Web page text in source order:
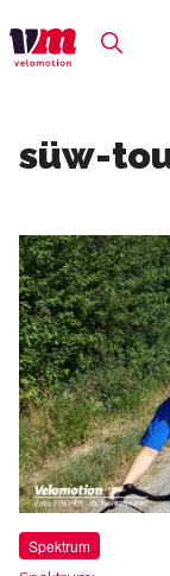
süw-
Spektrum